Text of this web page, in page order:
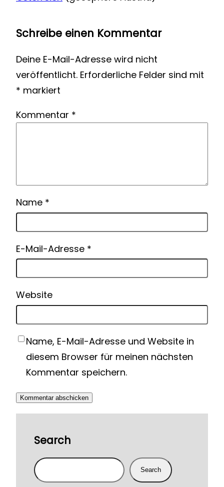
Schreibe einen Kommentar
Deine E-Mail-Adresse wird nicht
veröffentlicht. Erforderliche Felder sind mit
* markiert
Kommentar *
Name *
E-Mail-Adresse *
Website
Name, E-Mail-Adresse und Website in
diesem Browser für meinen nächsten
Kommentar speichern.
Search
S
e
Search